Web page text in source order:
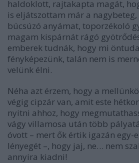
haldoklott, rajtakapta magát,
is eljátszottam már a nagybeteg,
búcsúzó anyámat, toporzékoló
magam kispárnát rágó
emberek tudnák, hogy mi
fényképezünk, talán nem is
velünk élni.
Néha azt érzem, hogy a
végig cipzár van, amit este
nyitni ahhoz, hogy
vágy villamosa után több
óvott – mert ők értik igazán egy-
lényegét –, hogy jaj, ne… nem
annyira kiadni!